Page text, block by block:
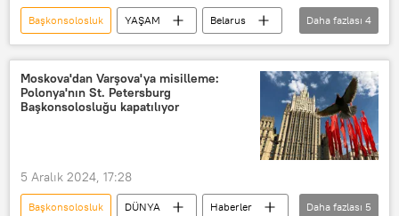
Başkonsolosluk YAŞAM
Belarus
İstanbul
yeni yıl
Buluşma
Haberler
Daha fazlası 4
Moskova'dan Varşova'ya misilleme:
Polonya'nın St. Petersburg
Başkonsolosluğu kapatılıyor
5 Aralık 2024, 17:28
Başkonsolosluk DÜNYA
Haberler
Daha fazlası 5